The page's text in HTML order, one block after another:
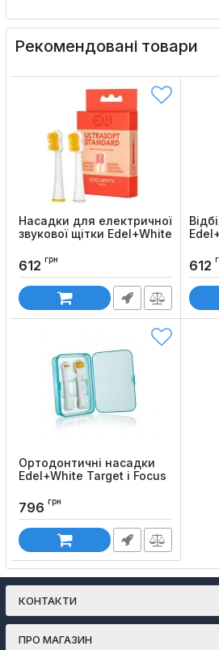
Рекомендовані товари
Насадки для електричної
звукової щітки Edel+White
WINNER
Код товару: 114
612 грн
Код
612
Ортодонтичні насадки
Edel+White Target і Focus
щітки Edel+White Sonic
Generation 8 WINNER
Код товару: 138
796 грн
КОНТАКТИ
ПРО МАГАЗИН